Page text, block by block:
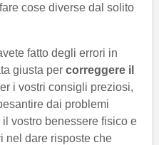
cose diverse dal solito
fatto degli errori in
giusta per correggere il
i vostri consigli preziosi,
dai problemi
vostro benessere fisico e
nel dare risposte che